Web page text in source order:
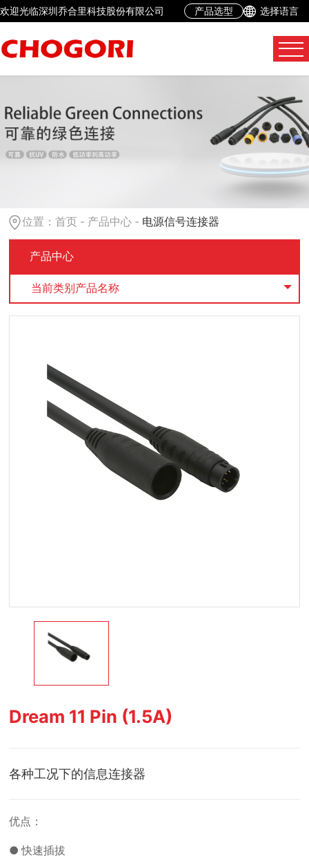
欢迎光临深圳乔合里科技股份有限公司 产品选型 选择语言
位置：首页 - 产品中心 - 电源信号连接器
产品中心
当前类别产品名称
Dream 11 Pin (1.5A)
各种工况下的信息连接器
优点：
● 快速插拔